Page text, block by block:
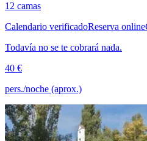
12 camas
Calendario verificadoReserva online
Todavía no se te cobrará nada.
40 €
pers./noche (aprox.)